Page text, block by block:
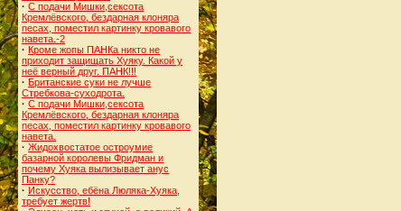
· С подачи Мишки,сексота
Кремлёвского, бездарная клоняра
necax, поместил картинку кровавого
навета.-2
· Кроме жопы ПАНКа никто не
приходит защищать Хуяку. Какой у
неё верный друг. ПАНК!!!
· Британские суки не лучше
Стребкова-суходрота.
· С подачи Мишки,сексота
Кремлёвского, бездарная клоняра
necax, поместил картинку кровавого
навета.
· Жидохвостатое остроумие
базарной королевы Фридман и
почему Хуяка вылизывает анус
Панку?
· Искусство, ебёна Люляка-Хуяка,
требует жертв!